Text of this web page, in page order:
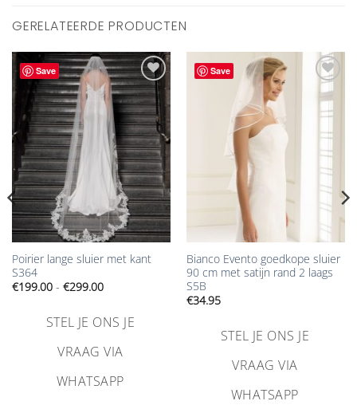
GERELATEERDE PRODUCTEN
Save
Aan
verlanglijst
toevoegen
Poirier lange sluier met kant
S364
€199.00 - €299.00Prijsklasse:
€299.00
STEL JE ONS JE
VRAAG VIA
WHATSAPP
Save
Aan
verlanglijst
toevoegen
Bianco Evento goedkope sluier
90 cm met satijn rand 2 laags
S5B
€34.95
STEL JE ONS JE
VRAAG VIA
WHATSAPP